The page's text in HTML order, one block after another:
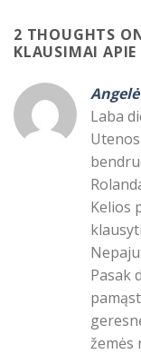
2 THOUGHTS
KLAUSIMAI
Angelė
Laba
Kelios
Pasak
žemės